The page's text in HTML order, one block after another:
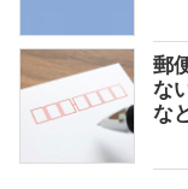
郵
な
な